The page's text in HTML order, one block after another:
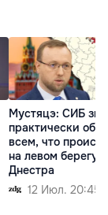
Мустяцэ: СИБ
практически обо
всем, что
на левом берегу
Днестра
12 Июл. 20:45